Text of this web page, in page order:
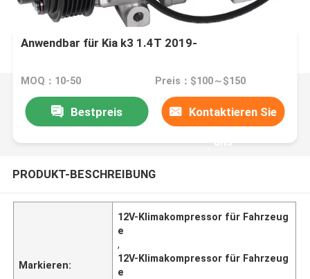
Anwendbar für Kia k3 1.4T 2019-
MOQ：10-50 Preis：$100～$150
Bestpreis Kontaktieren Sie
uns
PRODUKT-BESCHREIBUNG
Markieren:
12V-Klimakompressor für Fahrzeug
e
,
12V-Klimakompressor für Fahrzeug
e